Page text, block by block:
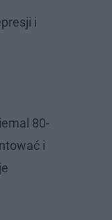
i
80-
i